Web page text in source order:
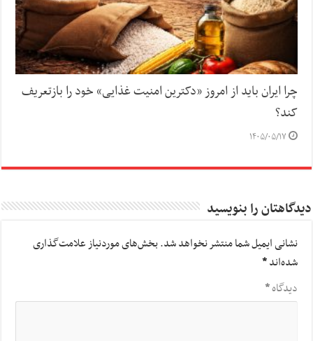
چرا ایران باید از امروز «دکترین امنیت غذایی» خود را بازتعریف
کند؟
۱۴۰۵/۰۵/۱۷
دیدگاهتان را بنویسید
نشانی ایمیل شما منتشر نخواهد شد.بخش‌های موردنیاز علامت‌گذاری
شده‌اند*
دیدگاه*